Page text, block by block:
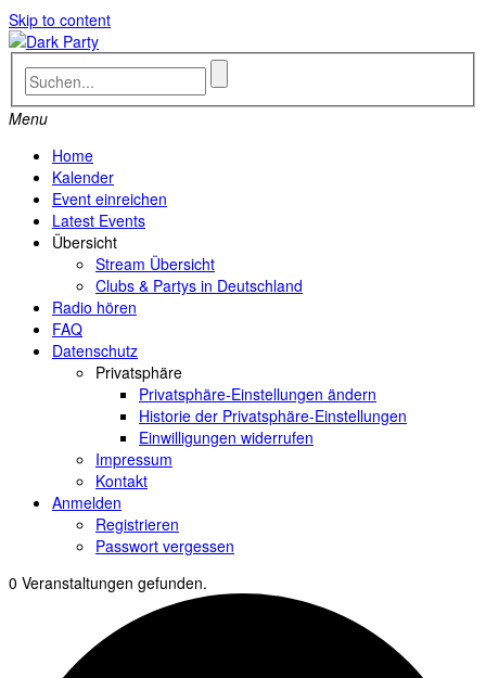
Skip to content
Menu
Home
Kalender
Event einreichen
Latest Events
Übersicht
Stream Übersicht
Clubs & Partys in Deutschland
Radio hören
FAQ
Datenschutz
Privatsphäre
Privatsphäre-Einstellungen ändern
Historie der Privatsphäre-Einstellungen
Einwilligungen widerrufen
Impressum
Kontakt
Anmelden
Registrieren
Passwort vergessen
0 Veranstaltungen gefunden.